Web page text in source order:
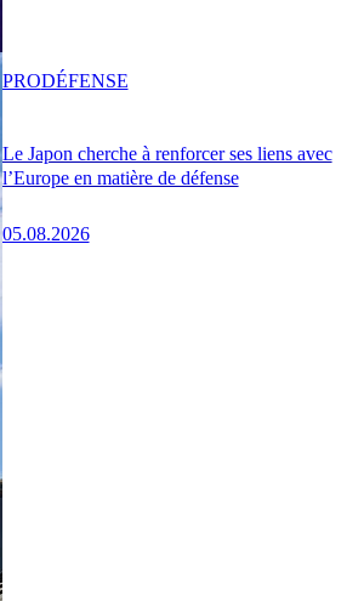
Le Japon cherche à renforcer ses liens avec
l’Europe en matière de défense
05.08.2026
PRODÉFENSE